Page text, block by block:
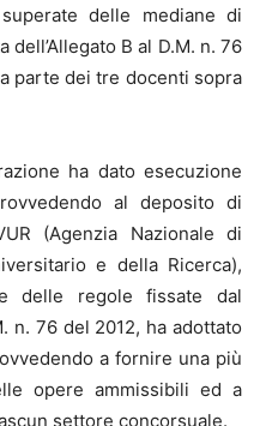
delle mediane di
B al D.M. n. 76
parte dei tre docenti sopra
ha dato esecuzione
al deposito di
(Agenzia Nazionale di
e della Ricerca),
delle regole fissate dal
n. 76 del 2012, ha adottato
a fornire una più
opere ammissibili ed a
settore concorsuale.